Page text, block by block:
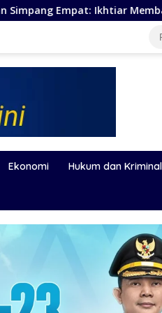
Generasi Qur’ani
Ekonomi Hukum dan Kriminal